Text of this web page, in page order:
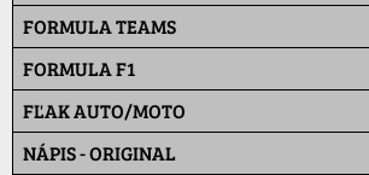
FORMULA TEAMS
FORMULA F1
FĽAK AUTO/MOTO
NÁPIS - ORIGINAL